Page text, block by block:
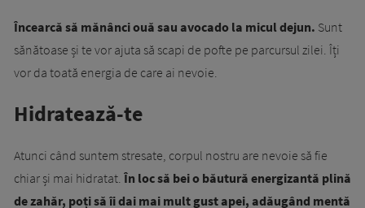
Încearcă să mănânci ouă sau avocado la micul dejun. Sunt
sănătoase și te vor ajuta să scapi de pofte pe parcursul zilei. Îți
vor da toată energia de care ai nevoie.
Hidratează-te
Atunci când suntem stresate, corpul nostru are nevoie să fie
chiar și mai hidratat. În loc să bei o băutură energizantă plină
de zahăr, poți să îi dai mai mult gust apei, adăugând mentă